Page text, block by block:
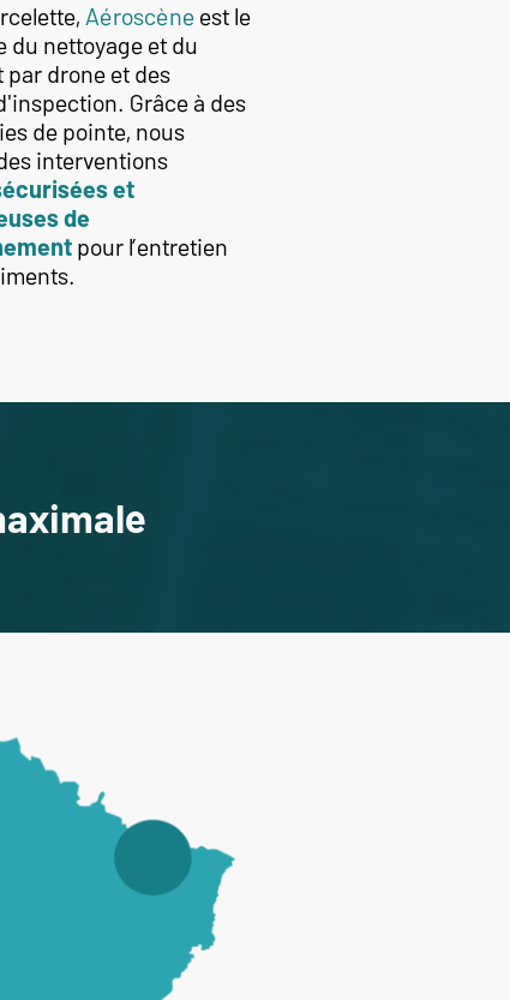
Aéroscène est le
du nettoyage et du
drone et des
Grâce à des
de pointe, nous
interventions
et
de
pour l’entretien